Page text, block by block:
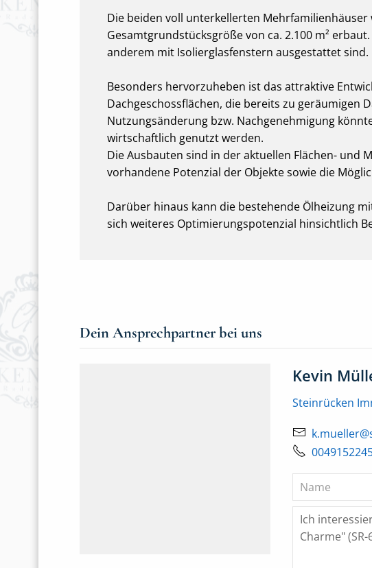
Die beiden voll unterkellerten
Gesamtgrundstücksgröße von ca. 2.100 m²
anderem mit Isolierglasfenstern ausgestattet
Besonders hervorzuheben ist das attraktive
Dachgeschossflächen, die bereits zu geräumigen
Nutzungsänderung bzw. Nachgenehmigung
wirtschaftlich genutzt werden.
Die Ausbauten sind in der aktuellen Flächen- und
vorhandene Potenzial der Objekte sowie die
Darüber hinaus kann die bestehende Ölheizung
sich weiteres Optimierungspotenzial hinsichtlich
Dein Ansprechpartner bei uns
Kevin
Steinrücken